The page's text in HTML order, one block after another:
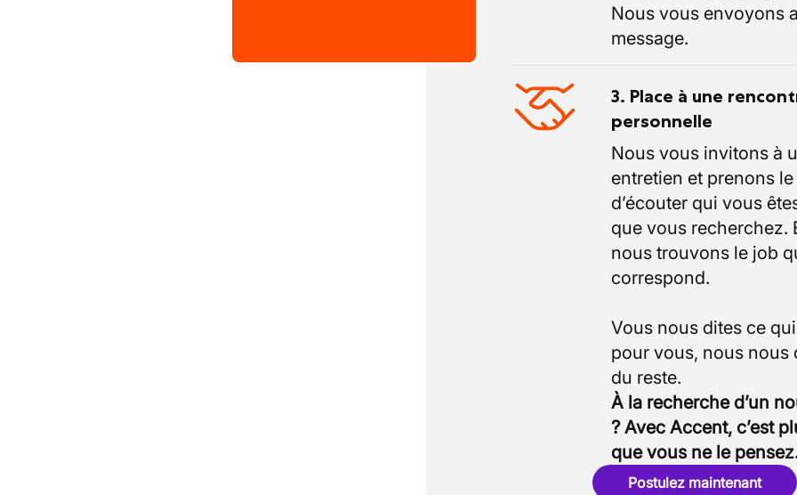
Nous vous envoyons
message.
3. Place à une
personnelle
Nous vous invitons à
entretien et prenons
d’écouter qui vous
que vous recherchez.
nous trouvons le job
correspond.
Vous nous dites ce
pour vous, nous nous
À la recherche d’un
? Avec Accent, c’est
que vous ne le
Postulez maintenant